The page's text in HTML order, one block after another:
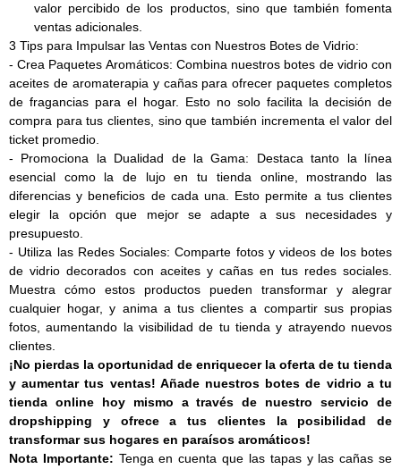
valor percibido de los productos, sino que también fomenta
ventas adicionales.
3 Tips para Impulsar las Ventas con Nuestros Botes de Vidrio:
- Crea Paquetes Aromáticos: Combina nuestros botes de vidrio con
aceites de aromaterapia y cañas para ofrecer paquetes completos
de fragancias para el hogar. Esto no solo facilita la decisión de
compra para tus clientes, sino que también incrementa el valor del
ticket promedio.
- Promociona la Dualidad de la Gama: Destaca tanto la línea
esencial como la de lujo en tu tienda online, mostrando las
diferencias y beneficios de cada una. Esto permite a tus clientes
elegir la opción que mejor se adapte a sus necesidades y
presupuesto.
- Utiliza las Redes Sociales: Comparte fotos y videos de los botes
de vidrio decorados con aceites y cañas en tus redes sociales.
Muestra cómo estos productos pueden transformar y alegrar
cualquier hogar, y anima a tus clientes a compartir sus propias
fotos, aumentando la visibilidad de tu tienda y atrayendo nuevos
clientes.
¡No pierdas la oportunidad de enriquecer la oferta de tu tienda
y aumentar tus ventas! Añade nuestros botes de vidrio a tu
tienda online hoy mismo a través de nuestro servicio de
dropshipping y ofrece a tus clientes la posibilidad de
transformar sus hogares en paraísos aromáticos!
Nota Importante: Tenga en cuenta que las tapas y las cañas se